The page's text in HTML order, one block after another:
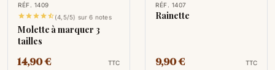
RÉF. 1409
(4,5/5) sur 6 notes
Molette à marquer 3
tailles
14,90 € TTC
RÉF. 1407
Rainette
9,90 € TTC